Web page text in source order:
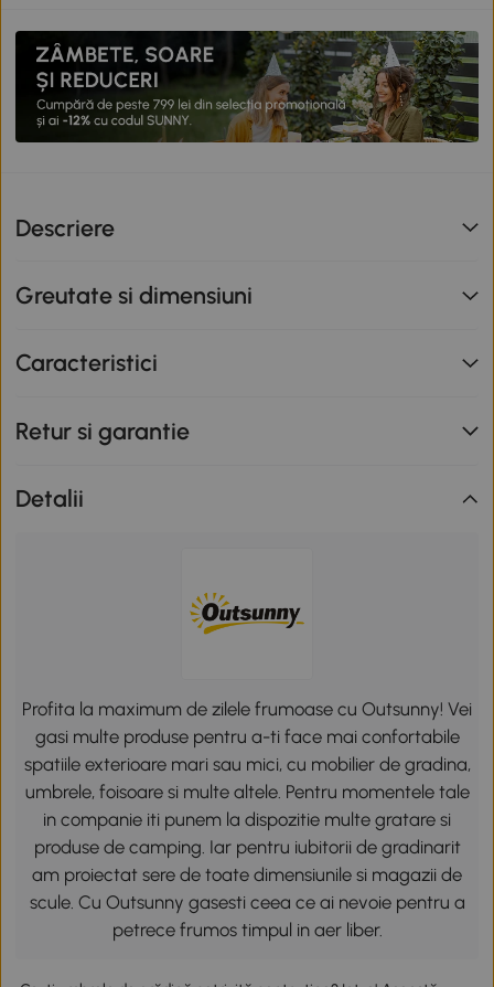
Descriere
Greutate si dimensiuni
Caracteristici
Retur si garantie
Detalii
Profita la maximum de zilele frumoase cu Outsunny! Vei
gasi multe produse pentru a-ti face mai confortabile
spatiile exterioare mari sau mici, cu mobilier de gradina,
umbrele, foisoare si multe altele. Pentru momentele tale
in companie iti punem la dispozitie multe gratare si
produse de camping. Iar pentru iubitorii de gradinarit
am proiectat sere de toate dimensiunile si magazii de
scule. Cu Outsunny gasesti ceea ce ai nevoie pentru a
petrece frumos timpul in aer liber.